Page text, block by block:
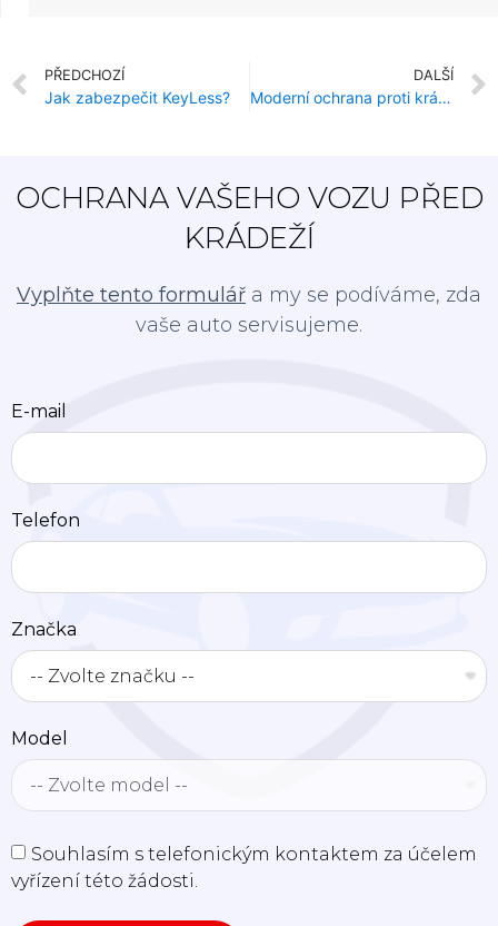
PŘEDCHOZÍ
Jak zabezpečit KeyLess?
DALŠÍ
Moderní ochrana proti krádeži pro drahé vozy
OCHRANA VAŠEHO VOZU PŘED
KRÁDEŽÍ
Vyplňte tento formulář a my se podíváme, zda
vaše auto servisujeme.
E-mail
Telefon
Značka
Model
Souhlasím s telefonickým kontaktem za účelem
vyřízení této žádosti.